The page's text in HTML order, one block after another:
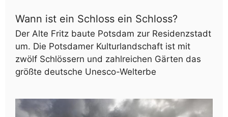
Wann ist ein Schloss ein Schloss?
Der Alte Fritz baute Potsdam zur Residenzstadt
um. Die Potsdamer Kulturlandschaft ist mit
zwölf Schlössern und zahlreichen Gärten das
größte deutsche Unesco-Welterbe